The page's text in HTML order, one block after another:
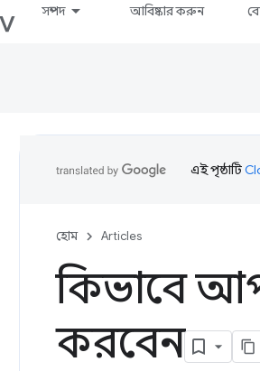
সম্পদ আবিষ্কার করুন
এই পৃষ্ঠাটি
হোম Articles
কিভাবে
করবেন